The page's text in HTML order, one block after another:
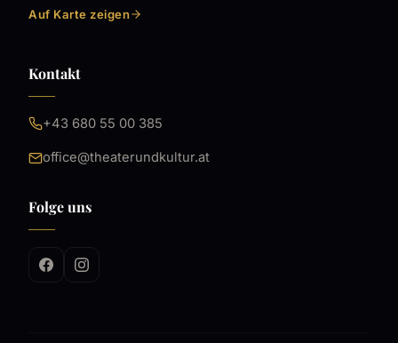
Auf Karte zeigen
Kontakt
+43 680 55 00 385
office@theaterundkultur.at
Folge uns